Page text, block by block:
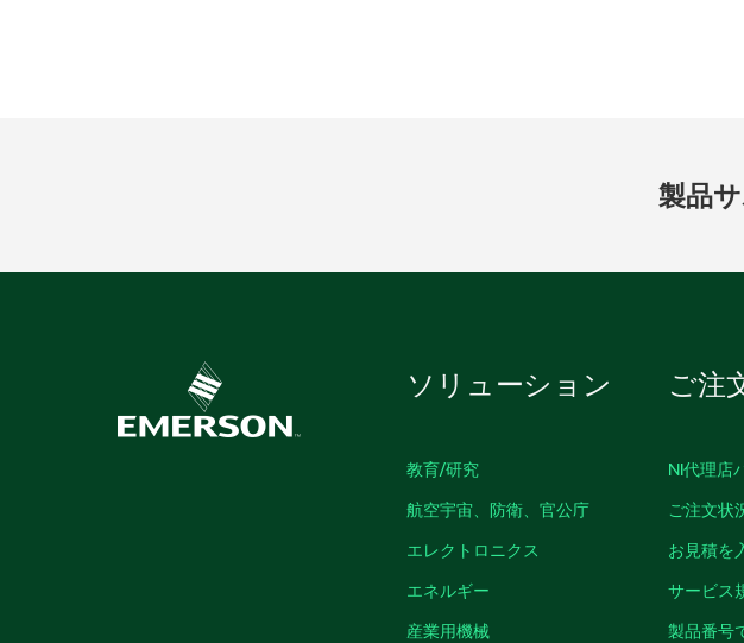
製品
ソリューション
教育/研究
航空宇宙、防衛、官公庁
エレクトロニクス
エネルギー
産業用機械
ご注
NI代理店
ご注文状
お見積を
サービス
製品番号